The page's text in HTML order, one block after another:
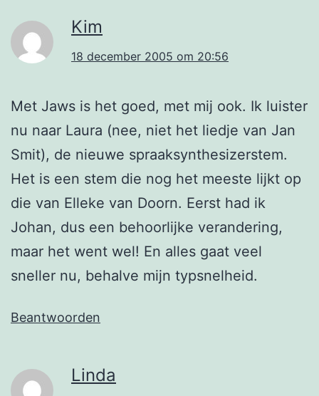
Kim
18 december 2005 om 20:56
Met Jaws is het goed, met mij ook. Ik luister
nu naar Laura (nee, niet het liedje van Jan
Smit), de nieuwe spraaksynthesizerstem.
Het is een stem die nog het meeste lijkt op
die van Elleke van Doorn. Eerst had ik
Johan, dus een behoorlijke verandering,
maar het went wel! En alles gaat veel
sneller nu, behalve mijn typsnelheid.
Beantwoorden
Linda